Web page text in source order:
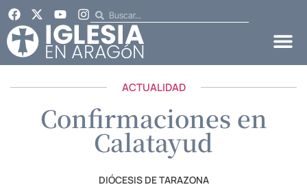
ACTUALIDAD
Confirmaciones en
Calatayud
DIÓCESIS DE TARAZONA